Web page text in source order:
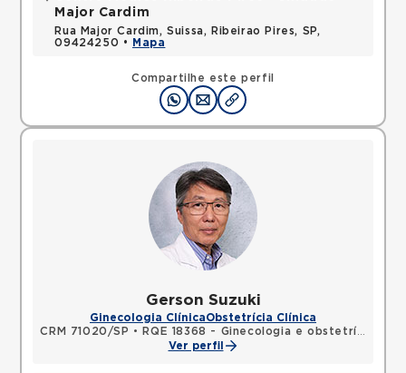
Compartilhe este perfil
Major Cardim
Rua Major Cardim, Suissa, Ribeirao Pires, SP,
09424250 •
Mapa
Gerson Suzuki
Ginecologia ClínicaObstetrícia Clínica
CRM 71020/SP •
RQE 18368 - Ginecologia e obstetrícia
Ver perfil